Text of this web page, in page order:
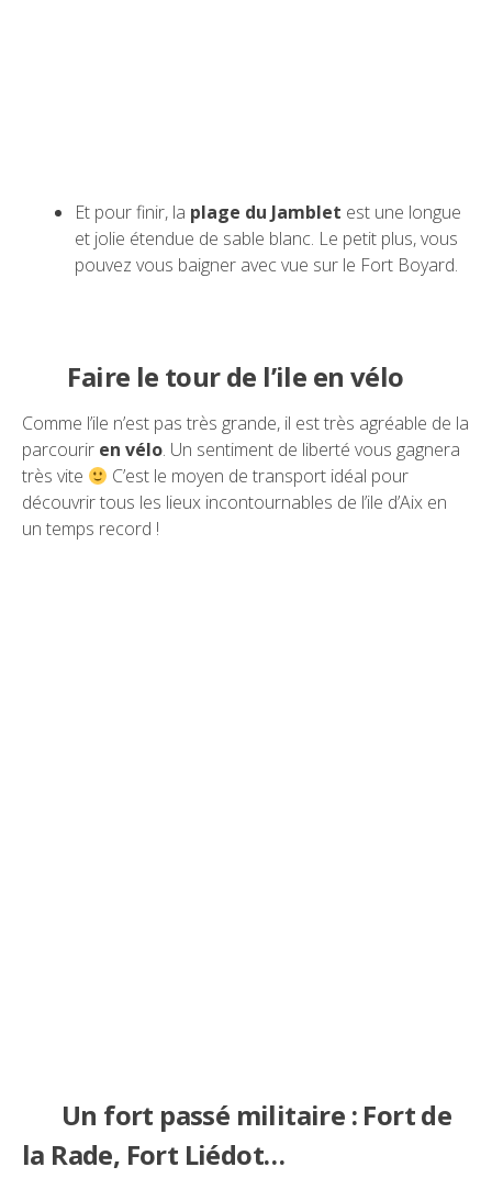
Et pour finir, la plage du Jamblet est une longue
et jolie étendue de sable blanc. Le petit plus, vous
pouvez vous baigner avec vue sur le Fort Boyard.
Faire le tour de l’ile en vélo
Comme l’ile n’est pas très grande, il est très agréable de la
parcourir en vélo. Un sentiment de liberté vous gagnera
très vite
C’est le moyen de transport idéal pour
découvrir tous les lieux incontournables de l’ile d’Aix en
un temps record !
Un fort passé militaire : Fort de
la Rade, Fort Liédot…